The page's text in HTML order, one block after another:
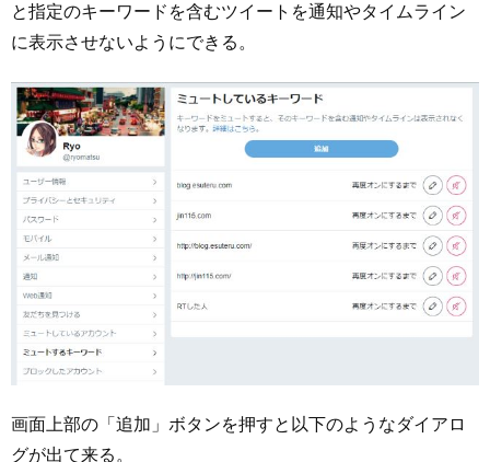
と指定のキーワードを含むツイートを通知やタイムライン
に表示させないようにできる。
画面上部の「追加」ボタンを押すと以下のようなダイアロ
グが出て来る。